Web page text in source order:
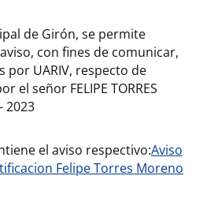
de Girón, se permite
con fines de comunicar,
UARIV, respecto de
el señor FELIPE TORRES
2023
el aviso respectivo:Aviso
Felipe Torres Moreno